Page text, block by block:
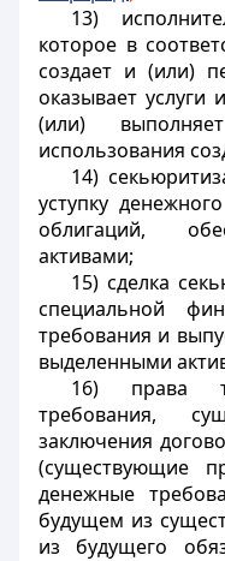
13)
которое в
создает и (или)
оказывает услуги
(или)
использования
14)
уступку
облигаций,
активами;
15) сделка
специальной
требования и
выделенными
16) права
требования,
заключения
(существующие
денежные
будущем из
из будущего